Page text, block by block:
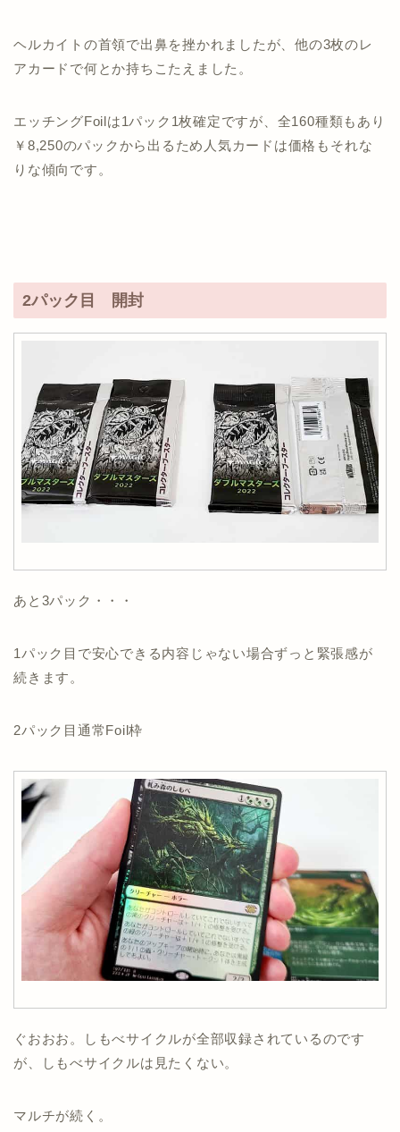
ヘルカイトの首領で出鼻を挫かれましたが、他の3枚のレ
アカードで何とか持ちこたえました。
エッチングFoilは1パック1枚確定ですが、全160種類もあり
￥8,250のパックから出るため人気カードは価格もそれな
りな傾向です。
2パック目 開封
あと3パック・・・
1パック目で安心できる内容じゃない場合ずっと緊張感が
続きます。
2パック目通常Foil枠
ぐおおお。しもべサイクルが全部収録されているのです
が、しもべサイクルは見たくない。
マルチが続く。